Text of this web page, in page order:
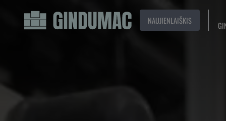
NAUJIENLAIŠKIS